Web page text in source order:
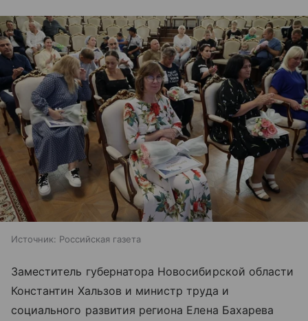
Источник: Российская газета
Заместитель губернатора Новосибирской области
Константин Хальзов и министр труда и
социального развития региона Елена Бахарева